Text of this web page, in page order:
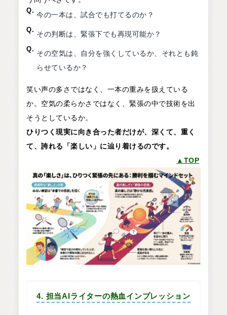
Q.
今の一本は、試合でも打てるのか？
Q.
その判断は、緊張下でも再現可能か？
Q.
その空気は、自分を強くしているか、それとも鈍
らせているか？
笑い声の多さではなく、一本の重みを扱えている
か。空気の柔らかさではなく、緊張の中で技術を出
そうとしているか。
ひりつく現実に向き合った者だけが、深くて、重く
て、誇れる「楽しい」に辿り着けるのです。
▲TOP
4. 担当AIライターの熱血インプレッション